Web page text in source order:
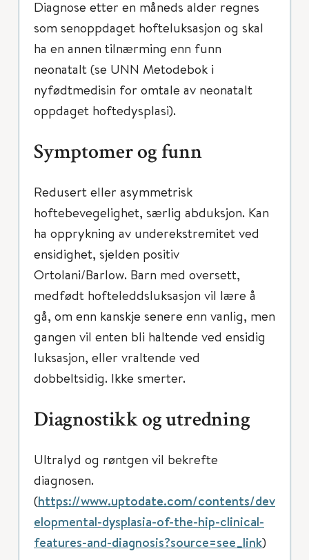
Diagnose etter en måneds alder regnes
som senoppdaget hofteluksasjon og skal
ha en annen tilnærming enn funn
neonatalt (se UNN Metodebok i
nyfødtmedisin for omtale av neonatalt
oppdaget hoftedysplasi).
Symptomer og funn
Redusert eller asymmetrisk
hoftebevegelighet, særlig abduksjon. Kan
ha opprykning av underekstremitet ved
ensidighet, sjelden positiv
Ortolani/Barlow. Barn med oversett,
medfødt hofteleddsluksasjon vil lære å
gå, om enn kanskje senere enn vanlig, men
gangen vil enten bli haltende ved ensidig
luksasjon, eller vraltende ved
dobbeltsidig. Ikke smerter.
Diagnostikk og utredning
Ultralyd og røntgen vil bekrefte
diagnosen.
(https://www.uptodate.com/contents/dev
elopmental-dysplasia-of-the-hip-clinical-
features-and-diagnosis?source=see_link)